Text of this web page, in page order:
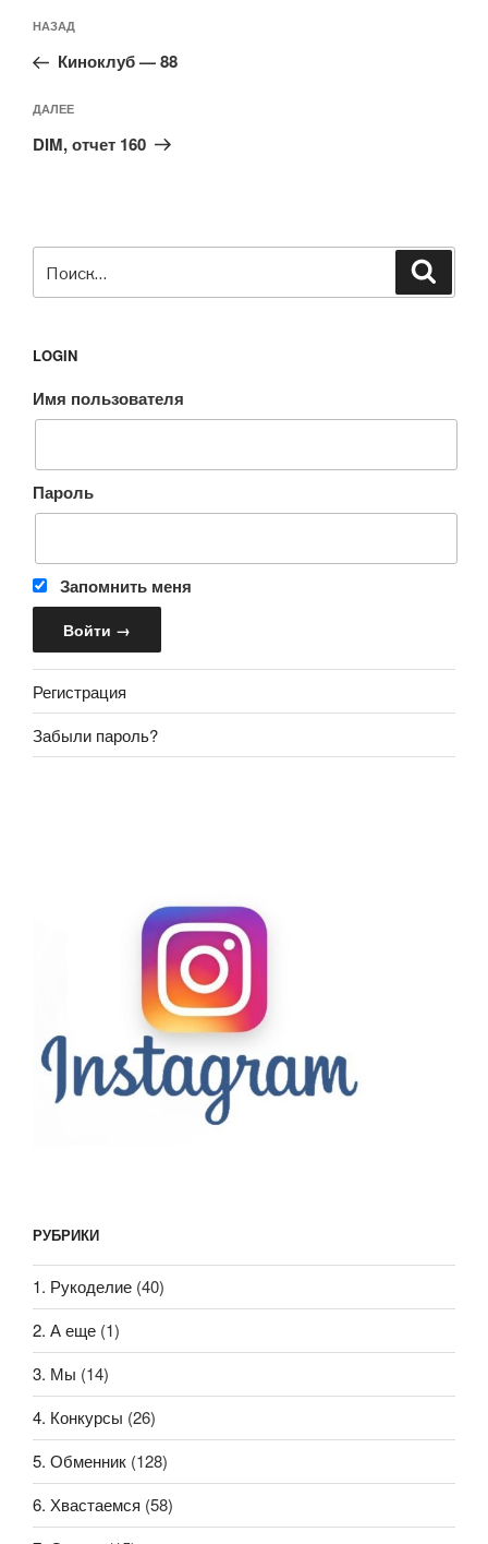
по
записям
Предыдущая
запись:
НАЗАД
Киноклуб — 88
Следующая
запись
ДАЛЕЕ
DIM, отчет 160
LOGIN
Имя пользователя
Пароль
Запомнить меня
Регистрация
Забыли пароль?
РУБРИКИ
1. Рукоделие (40)
2. А еще (1)
3. Мы (14)
4. Конкурсы (26)
5. Обменник (128)
6. Хвастаемся (58)